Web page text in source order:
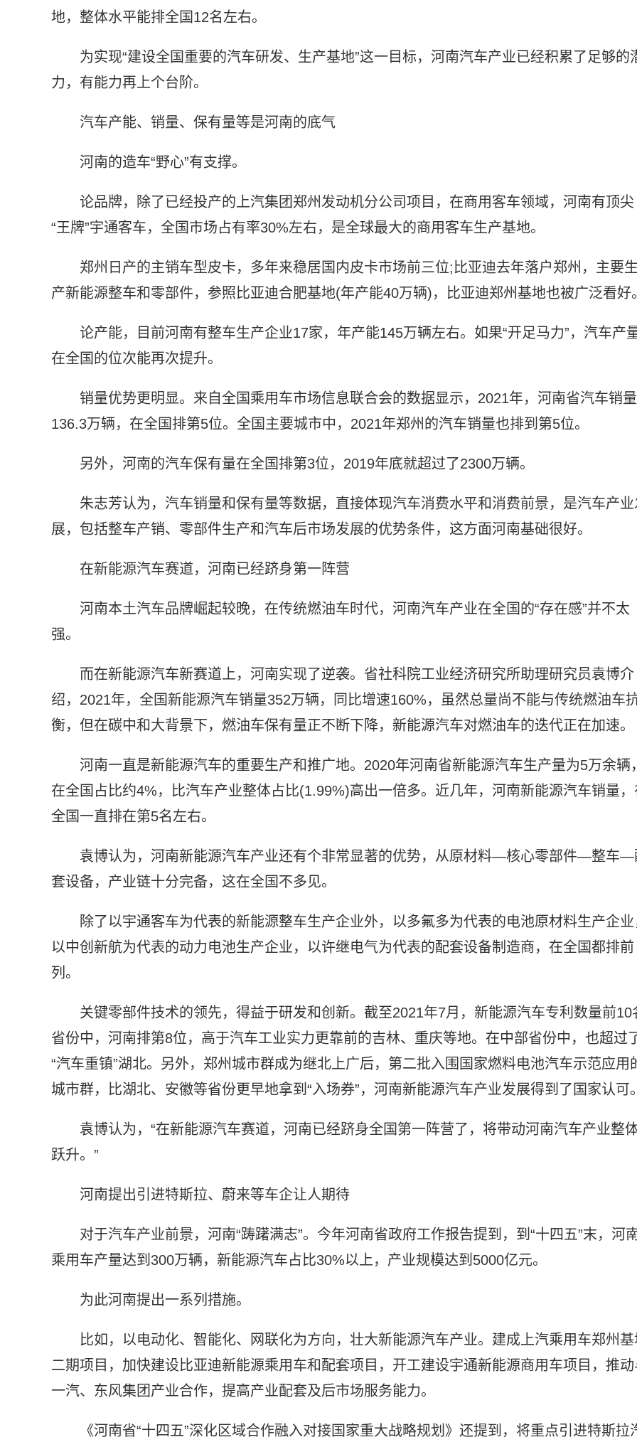
地，整体水平能排全国12名左右。
为实现“建设全国重要的汽车研发、生产基地”这一目标，河南汽车产业已经积累了足够的
力，有能力再上个台阶。
汽车产能、销量、保有量等是河南的底气
河南的造车“野心”有支撑。
论品牌，除了已经投产的上汽集团郑州发动机分公司项目，在商用客车领域，河南有顶尖
“王牌”宇通客车，全国市场占有率30%左右，是全球最大的商用客车生产基地。
郑州日产的主销车型皮卡，多年来稳居国内皮卡市场前三位;比亚迪去年落户郑州，主要生
产新能源整车和零部件，参照比亚迪合肥基地(年产能40万辆)，比亚迪郑州基地也被广泛看好。
论产能，目前河南有整车生产企业17家，年产能145万辆左右。如果“开足马力”，汽车产
在全国的位次能再次提升。
销量优势更明显。来自全国乘用车市场信息联合会的数据显示，2021年，河南省汽车销量
136.3万辆，在全国排第5位。全国主要城市中，2021年郑州的汽车销量也排到第5位。
另外，河南的汽车保有量在全国排第3位，2019年底就超过了2300万辆。
朱志芳认为，汽车销量和保有量等数据，直接体现汽车消费水平和消费前景，是汽车产业
展，包括整车产销、零部件生产和汽车后市场发展的优势条件，这方面河南基础很好。
在新能源汽车赛道，河南已经跻身第一阵营
河南本土汽车品牌崛起较晚，在传统燃油车时代，河南汽车产业在全国的“存在感”并不太
强。
而在新能源汽车新赛道上，河南实现了逆袭。省社科院工业经济研究所助理研究员袁博介
绍，2021年，全国新能源汽车销量352万辆，同比增速160%，虽然总量尚不能与传统燃油车
衡，但在碳中和大背景下，燃油车保有量正不断下降，新能源汽车对燃油车的迭代正在加速。
河南一直是新能源汽车的重要生产和推广地。2020年河南省新能源汽车生产量为5万余辆，
在全国占比约4%，比汽车产业整体占比(1.99%)高出一倍多。近几年，河南新能源汽车销量，
全国一直排在第5名左右。
袁博认为，河南新能源汽车产业还有个非常显著的优势，从原材料—核心零部件—整车—
套设备，产业链十分完备，这在全国不多见。
除了以宇通客车为代表的新能源整车生产企业外，以多氟多为代表的电池原材料生产企业
以中创新航为代表的动力电池生产企业，以许继电气为代表的配套设备制造商，在全国都排前
列。
关键零部件技术的领先，得益于研发和创新。截至2021年7月，新能源汽车专利数量前10
省份中，河南排第8位，高于汽车工业实力更靠前的吉林、重庆等地。在中部省份中，也超过
“汽车重镇”湖北。另外，郑州城市群成为继北上广后，第二批入围国家燃料电池汽车示范应用
城市群，比湖北、安徽等省份更早地拿到“入场券”，河南新能源汽车产业发展得到了国家认可。
袁博认为，“在新能源汽车赛道，河南已经跻身全国第一阵营了，将带动河南汽车产业整
跃升。”
河南提出引进特斯拉、蔚来等车企让人期待
对于汽车产业前景，河南“踌躇满志”。今年河南省政府工作报告提到，到“十四五”末，河
乘用车产量达到300万辆，新能源汽车占比30%以上，产业规模达到5000亿元。
为此河南提出一系列措施。
比如，以电动化、智能化、网联化为方向，壮大新能源汽车产业。建成上汽乘用车郑州基
二期项目，加快建设比亚迪新能源乘用车和配套项目，开工建设宇通新能源商用车项目，推动
一汽、东风集团产业合作，提高产业配套及后市场服务能力。
《河南省“十四五”深化区域合作融入对接国家重大战略规划》还提到，将重点引进特斯拉